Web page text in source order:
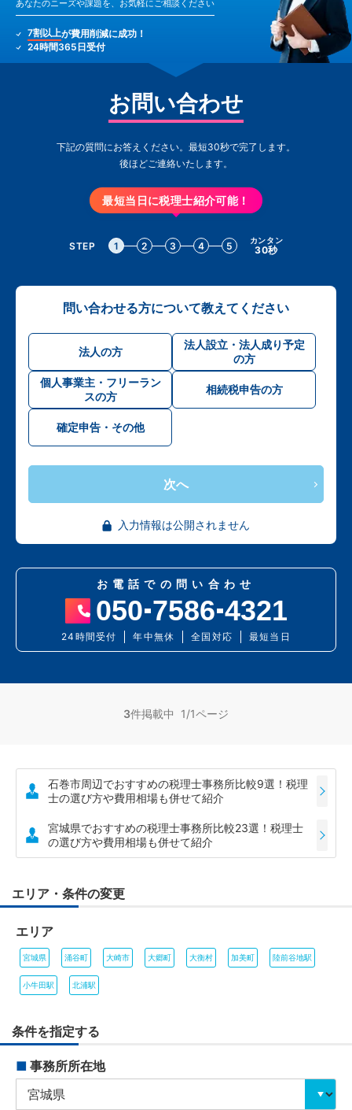
あなたのニーズや課題を、お気軽にご相談ください
7割以上が費用削減に成功！
24時間365日受付
お問い合わせ
下記の質問にお答えください。最短30秒で完了します。
後ほどご連絡いたします。
最短当日に税理士紹介可能！
STEP 1 2 3 4 5 カンタン
30秒
問い合わせる方について教えてください
法人の方
法人設立・法人成り予定
の方
個人事業主・フリーラン
スの方
相続税申告の方
確定申告・その他
次へ
入力情報は公開されません
お電話での問い合わせ
050 7586 4321
24時間受付 年中無休 全国対応 最短当日
3件掲載中 1/1ページ
石巻市周辺でおすすめの税理士事務所比較9選！税理
士の選び方や費用相場も併せて紹介
宮城県でおすすめの税理士事務所比較23選！税理士
の選び方や費用相場も併せて紹介
エリア・条件の変更
エリア
宮城県 涌谷町 大崎市 大郷町 大衡村 加美町 陸前谷地駅
小牛田駅 北浦駅
条件を指定する
■ 事務所所在地